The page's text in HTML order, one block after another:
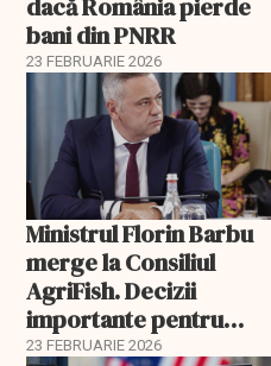
dacă România pierde
bani din PNRR
23 FEBRUARIE 2026
Ministrul Florin Barbu
merge la Consiliul
AgriFish. Decizii
importante pentru
fermierii români
23 FEBRUARIE 2026